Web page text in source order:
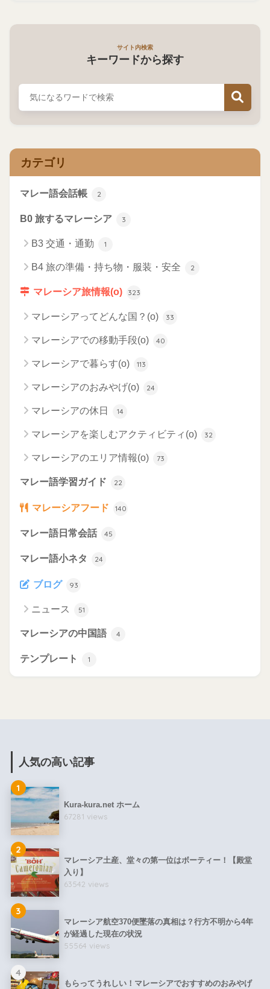
サイト内検索
キーワードから探す
カテゴリ
マレー語会話帳 2
B0 旅するマレーシア 3
B3 交通・通勤 1
B4 旅の準備・持ち物・服装・安全 2
マレーシア旅情報(o) 323
マレーシアってどんな国？(o) 33
マレーシアでの移動手段(o) 40
マレーシアで暮らす(o) 113
マレーシアのおみやげ(o) 24
マレーシアの休日 14
マレーシアを楽しむアクティビティ(o) 32
マレーシアのエリア情報(o) 73
マレー語学習ガイド 22
マレーシアフード 140
マレー語日常会話 45
マレー語小ネタ 24
ブログ 93
ニュース 51
マレーシアの中国語 4
テンプレート 1
人気の高い記事
1
Kura-kura.net ホーム
67281 views
2
マレーシア土産、堂々の第一位はボーティー！【殿堂
入り】
63542 views
3
マレーシア航空370便墜落の真相は？行方不明から4年
が経過した現在の状況
55564 views
4
もらってうれしい！マレーシアでおすすめのおみやげ